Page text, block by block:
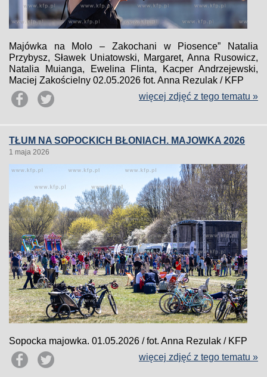
Majówka na Molo – Zakochani w Piosence” Natalia
Przybysz, Sławek Uniatowski, Margaret, Anna Rusowicz,
Natalia Muianga, Ewelina Flinta, Kacper Andrzejewski,
Maciej Zakościelny 02.05.2026 fot. Anna Rezulak / KFP
więcej zdjęć z tego tematu »
TŁUM NA SOPOCKICH BŁONIACH. MAJOWKA 2026
1 maja 2026
Sopocka majowka. 01.05.2026 / fot. Anna Rezulak / KFP
więcej zdjęć z tego tematu »